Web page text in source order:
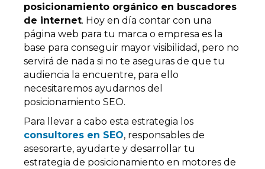
posicionamiento orgánico en buscadores
de internet. Hoy en día contar con una
página web para tu marca o empresa es la
base para conseguir mayor visibilidad, pero no
servirá de nada si no te aseguras de que tu
audiencia la encuentre, para ello
necesitaremos ayudarnos del
posicionamiento SEO.
Para llevar a cabo esta estrategia los
consultores en SEO, responsables de
asesorarte, ayudarte y desarrollar tu
estrategia de posicionamiento en motores de